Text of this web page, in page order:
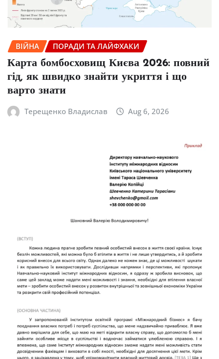
ВІЙНА ПОРАДИ ТА ЛАЙФХАКИ
Карта бомбосховищ Києва 2026: повний
гід, як швидко знайти укриття і що
варто знати
Терещенко Владислав Aug 6, 2026